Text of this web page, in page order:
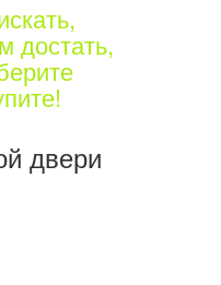
достать,
двери